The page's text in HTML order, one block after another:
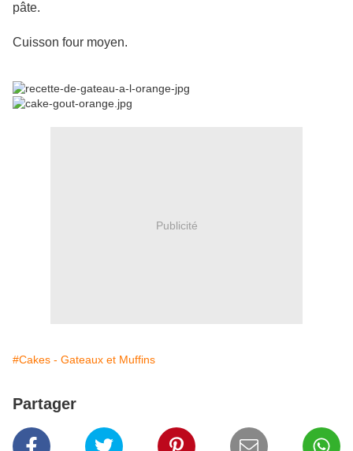
pâte.
Cuisson four moyen.
Publicité
#Cakes - Gateaux et Muffins
Partager